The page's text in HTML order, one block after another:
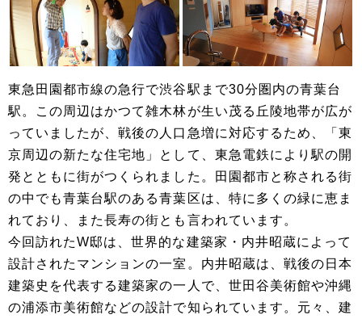
東急田園都市線の急行で渋谷駅まで30分圏内の青葉台
駅。この周辺はかつて雑木林が生い茂る丘陵地帯が広が
っていましたが、戦後の人口急増に対応するため、「東
京周辺の新たな住宅地」として、東急電鉄により駅の開
発とともに街がつくられました。田園都市と称される街
の中でも青葉台駅のある青葉区は、特に多くの緑に恵ま
れており、また長寿の街とも言われています。
今回訪れたW邸は、世界的な建築家・内井昭蔵によって
設計されたマンションの一室。内井昭蔵は、戦後の日本
建築史を代表する建築家の一人で、世田谷美術館や沖縄
の浦添市美術館などの設計で知られています。元々、建